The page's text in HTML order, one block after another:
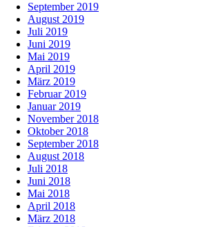
September 2019
August 2019
Juli 2019
Juni 2019
Mai 2019
April 2019
März 2019
Februar 2019
Januar 2019
November 2018
Oktober 2018
September 2018
August 2018
Juli 2018
Juni 2018
Mai 2018
April 2018
März 2018